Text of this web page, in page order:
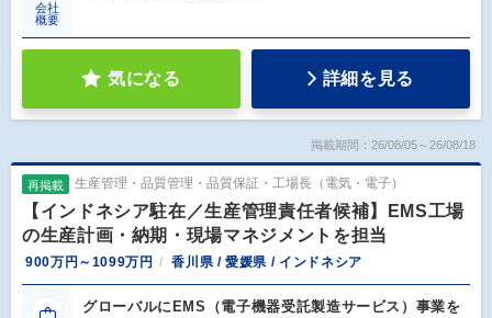
会社
概要
気になる 詳細を見る
掲載期間：26/08/05～26/08/18
再掲載 生産管理・品質管理・品質保証・工場長（電気・電子）
【インドネシア駐在／生産管理責任者候補】EMS工場
の生産計画・納期・現場マネジメントを担当
900万円～1099万円 香川県 / 愛媛県 / インドネシア
グローバルにEMS（電子機器受託製造サービス）事業を